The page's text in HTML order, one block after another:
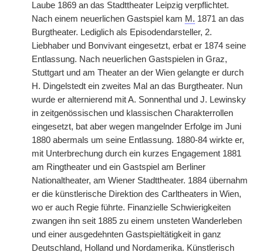
Laube 1869 an das Stadttheater Leipzig verpflichtet.
Nach einem neuerlichen Gastspiel kam M. 1871 an das
Burgtheater. Lediglich als Episodendarsteller, 2.
Liebhaber und Bonvivant eingesetzt, erbat er 1874 seine
Entlassung. Nach neuerlichen Gastspielen in Graz,
Stuttgart und am Theater an der Wien gelangte er durch
H. Dingelstedt ein zweites Mal an das Burgtheater. Nun
wurde er alternierend mit A. Sonnenthal und J. Lewinsky
in zeitgenössischen und klassischen Charakterrollen
eingesetzt, bat aber wegen mangelnder Erfolge im Juni
1880 abermals um seine Entlassung. 1880-84 wirkte er,
mit Unterbrechung durch ein kurzes Engagement 1881
am Ringtheater und ein Gastspiel am Berliner
Nationaltheater, am Wiener Stadttheater. 1884 übernahm
er die künstlerische Direktion des Carltheaters in Wien,
wo er auch Regie führte. Finanzielle Schwierigkeiten
zwangen ihn seit 1885 zu einem unsteten Wanderleben
und einer ausgedehnten Gastspieltätigkeit in ganz
Deutschland, Holland und Nordamerika. Künstlerisch